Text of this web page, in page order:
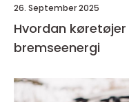
26. September 2025
Hvordan
bremseenergi